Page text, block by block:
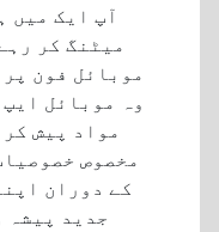
آپ ایک میں
میٹنگ کر
موبائل فون
وہ موبائل
مواد پیش
مخصوص
کے دوران
جدید پیشہ